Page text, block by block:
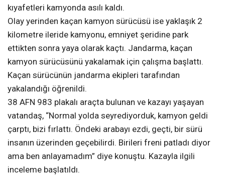
kıyafetleri kamyonda asılı kaldı.
Olay yerinden kaçan kamyon sürücüsü ise yaklaşık 2
kilometre ileride kamyonu, emniyet şeridine park
ettikten sonra yaya olarak kaçtı. Jandarma, kaçan
kamyon sürücüsünü yakalamak için çalışma başlattı.
Kaçan sürücünün jandarma ekipleri tarafından
yakalandığı öğrenildi.
38 AFN 983 plakalı araçta bulunan ve kazayı yaşayan
vatandaş, “Normal yolda seyrediyorduk, kamyon geldi
çarptı, bizi fırlattı. Öndeki arabayı ezdi, geçti, bir sürü
insanın üzerinden geçebilirdi. Birileri freni patladı diyor
ama ben anlayamadım” diye konuştu. Kazayla ilgili
inceleme başlatıldı.